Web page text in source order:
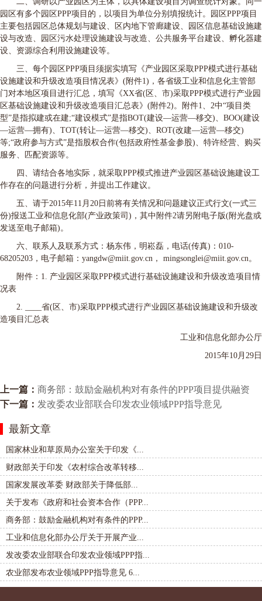
园区有多个园区PPP项目的，以项目为单位分别填报统计。园区PPP项目
主要包括园区总体规划与建设、区内地下管廊建设、园区信息基础设施建
设与改造、园区污水处理设施建设与改造、公共服务平台建设、孵化器建
设、资源综合利用设施建设等。
三、每个园区PPP项目须据实填写《产业园区采取PPP模式进行基础
设施建设和升级改造项目情况表》(附件1)，各省级工业和信息化主管部
门对本地区项目进行汇总，填写《XX省(区、市)采取PPP模式进行产业园
区基础设施建设和升级改造项目汇总表》(附件2)。附件1、2中“项目类
型”是指拟建或在建;“建设模式”是指BOT(建设—运营—移交)、BOO(建设
—运营—拥有)、TOT(转让—运营—移交)、ROT(改建—运营—移交)
等;“政府参与方式”是指股权合作(包括政府性基金参股)、特许经营、购买
服务、匹配资源等。
四、请结合各地实际，就采取PPP模式推进产业园区基础设施建设工
作存在的问题进行分析，并提出工作建议。
五、请于2015年11月20日前将有关情况和问题建议正式行文(一式三
份)报送工业和信息化部(产业政策司)，其中附件2请另附电子版(附光盘或
发送至电子邮箱)。
六、联系人及联系方式：杨东伟，明崧磊，电话(传真)：010-
68205203，电子邮箱：yangdw@miit.gov.cn， mingsonglei@miit.gov.cn。
附件：1. 产业园区采取PPP模式进行基础设施建设和升级改造项目情
况表
2. ____省(区、市)采取PPP模式进行产业园区基础设施建设和升级改
造项目汇总表
工业和信息化部办公厅
2015年10月29日
上一篇： 商务部：鼓励金融机构对有条件的PPP项目提供融资
下一篇： 发改委农业部联合印发农业领域PPP指导意见
最新文章
国家林业和草原局办公室关于印发《...
财政部关于印发《农村综合改革转移...
国家发展改革委 财政部关于降低部...
关于发布《政府和社会资本合作（PPP...
商务部：鼓励金融机构对有条件的PPP...
工业和信息化部办公厅关于开展产业...
发改委农业部联合印发农业领域PPP指...
农业部发布农业领域PPP指导意见 6...